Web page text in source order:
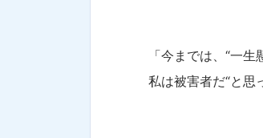
「今までは、“一
私は被害者だ“と思